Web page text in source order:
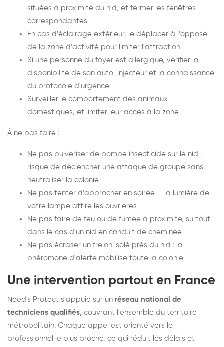
situées à proximité du nid, et fermer les fenêtres
correspondantes
En cas d'éclairage extérieur, le déplacer à l'opposé
de la zone d'activité pour limiter l'attraction
Si une personne du foyer est allergique, vérifier la
disponibilité de son auto-injecteur et la connaissance
du protocole d'urgence
Surveiller le comportement des animaux
domestiques, et limiter leur accès à la zone
À ne pas faire :
Ne pas pulvériser de bombe insecticide sur le nid :
risque de déclencher une attaque de groupe sans
neutraliser la colonie
Ne pas tenter d'approcher en soirée — la lumière de
votre lampe attire les ouvrières
Ne pas faire de feu ou de fumée à proximité, surtout
dans le cas d'un nid en conduit de cheminée
Ne pas écraser un frelon isolé près du nid : la
phéromone d'alerte mobilise toute la colonie
Une intervention partout en France
Need's Protect s'appuie sur un réseau national de
techniciens qualifiés, couvrant l'ensemble du territoire
métropolitain. Chaque appel est orienté vers le
professionnel le plus proche, ce qui réduit les délais et